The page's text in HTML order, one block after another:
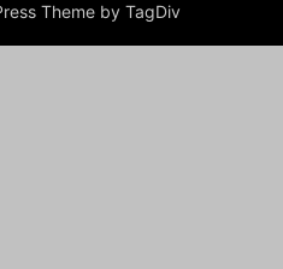
Theme by TagDiv